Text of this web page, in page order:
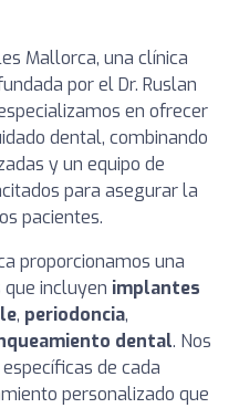
Mallorca, una clínica
por el Dr. Ruslan
en ofrecer
dental, combinando
y un equipo de
para asegurar la
pacientes.
proporcionamos una
incluyen implantes
, periodoncia,
dental. Nos
de cada
personalizado que